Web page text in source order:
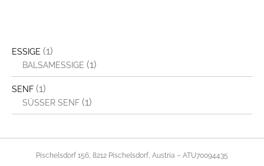
ESSIGE (1)
BALSAMESSIGE (1)
SENF (1)
SÜSSER SENF (1)
Pischelsdorf 156, 8212 Pischelsdorf, Austria – ATU70094435